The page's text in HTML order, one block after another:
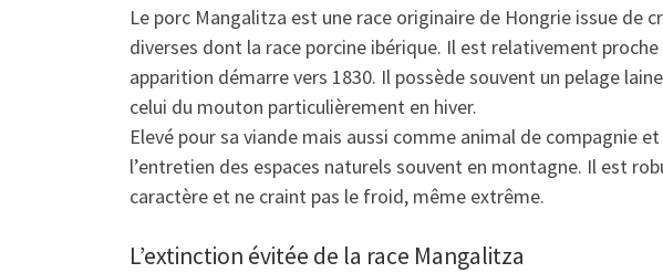
Le porc Mangalitza est une race originaire de Hongrie issue de
diverses dont la race porcine ibérique. Il est relativement
apparition démarre vers 1830. Il possède souvent un pelage
celui du mouton particulièrement en hiver.
Elevé pour sa viande mais aussi comme animal de compagnie
l’entretien des espaces naturels souvent en montagne. Il est
caractère et ne craint pas le froid, même extrême.
L’extinction évitée de la race Mangalitza